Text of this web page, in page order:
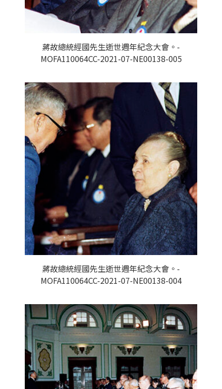
蔣故總統經國先生逝世週年紀念大會。-
MOFA110064CC-2021-07-NE00138-005
蔣故總統經國先生逝世週年紀念大會。-
MOFA110064CC-2021-07-NE00138-004